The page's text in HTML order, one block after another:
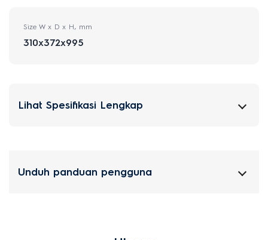
Size W x D x H, mm
310x372x995
Lihat Spesifikasi Lengkap
Unduh panduan pengguna